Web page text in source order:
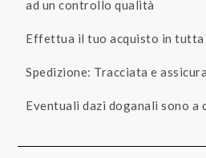
ad un controllo qualità
Effettua il tuo acquisto in tutta
Spedizione: Tracciata e
Eventuali dazi doganali sono a